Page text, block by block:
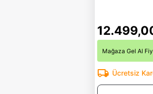
Mağaza Gel Al
Ücretsiz